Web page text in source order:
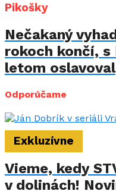
Pikošky
Nečakaný
rokoch končí,
letom oslavoval
Odporúčame
Exkluzívne
Vieme, kedy
v dolinách!